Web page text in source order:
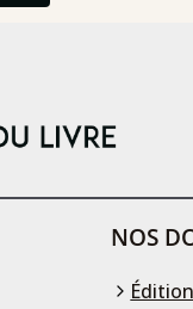
NOS